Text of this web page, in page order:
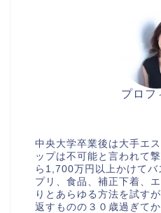
プロフ
中央大学卒業後は大手エ
ップは不可能と言われて
ら1,700万円以上かけて
プリ、食品、補正下着、
りとあらゆる方法を試す
返すものの３０歳過ぎて